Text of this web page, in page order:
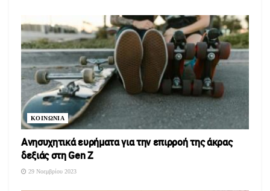
ΚΟΙΝΩΝΙΑ
Ανησυχητικά ευρήματα για την επιρροή της άκρας
δεξιάς στη Gen Z
29 Νοεμβρίου 2023